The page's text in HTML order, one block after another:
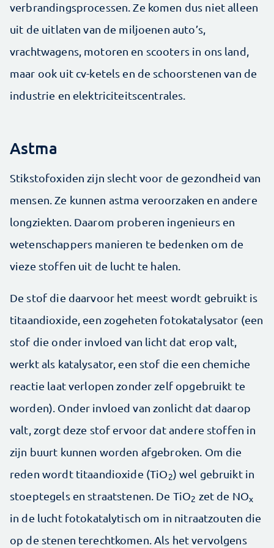
verbrandingsprocessen. Ze komen dus niet alleen
uit de uitlaten van de miljoenen auto’s,
vrachtwagens, motoren en scooters in ons land,
maar ook uit cv-ketels en de schoorstenen van de
industrie en elektriciteitscentrales.
Astma
Stikstofoxiden zijn slecht voor de gezondheid van
mensen. Ze kunnen astma veroorzaken en andere
longziekten. Daarom proberen ingenieurs en
wetenschappers manieren te bedenken om de
vieze stoffen uit de lucht te halen.
De stof die daarvoor het meest wordt gebruikt is
titaandioxide, een zogeheten fotokatalysator (een
stof die onder invloed van licht dat erop valt,
werkt als katalysator, een stof die een chemiche
reactie laat verlopen zonder zelf opgebruikt te
worden). Onder invloed van zonlicht dat daarop
valt, zorgt deze stof ervoor dat andere stoffen in
zijn buurt kunnen worden afgebroken. Om die
reden wordt titaandioxide (TiO2) wel gebruikt in
stoeptegels en straatstenen. De TiO2 zet de NOx
in de lucht fotokatalytisch om in nitraatzouten die
op de stenen terechtkomen. Als het vervolgens